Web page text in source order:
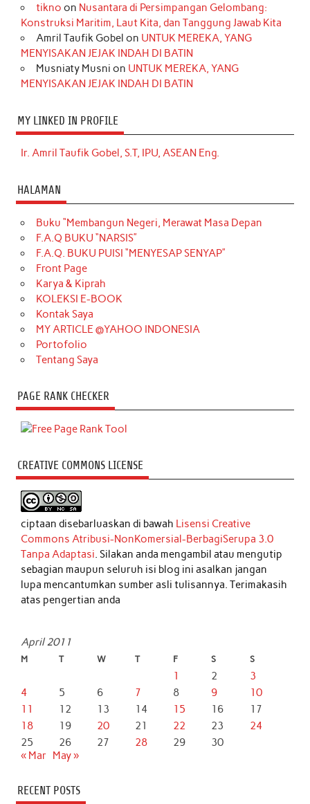
tikno on Nusantara di Persimpangan Gelombang:
Konstruksi Maritim, Laut Kita, dan Tanggung Jawab Kita
Amril Taufik Gobel on UNTUK MEREKA, YANG
MENYISAKAN JEJAK INDAH DI BATIN
Musniaty Musni on UNTUK MEREKA, YANG
MENYISAKAN JEJAK INDAH DI BATIN
MY LINKED IN PROFILE
Ir. Amril Taufik Gobel, S.T, IPU, ASEAN Eng.
HALAMAN
Buku “Membangun Negeri, Merawat Masa Depan
F.A.Q BUKU “NARSIS”
F.A.Q. BUKU PUISI “MENYESAP SENYAP”
Front Page
Karya & Kiprah
KOLEKSI E-BOOK
Kontak Saya
MY ARTICLE @YAHOO INDONESIA
Portofolio
Tentang Saya
PAGE RANK CHECKER
CREATIVE COMMONS LICENSE
ciptaan disebarluaskan di bawah Lisensi Creative
Commons Atribusi-NonKomersial-BerbagiSerupa 3.0
Tanpa Adaptasi. Silakan anda mengambil atau mengutip
sebagian maupun seluruh isi blog ini asalkan jangan
lupa mencantumkan sumber asli tulisannya. Terimakasih
atas pengertian anda
April 2011
M T W T F S S
1 2
3
4
5 6 7 8 9
10
11
12 13 14 15 16
17
18
19 20 21 22 23
24
25
26 27 28 29
30
« Mar May »
RECENT POSTS